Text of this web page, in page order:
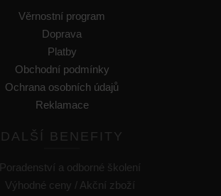
Věrnostní program
Doprava
Platby
Obchodní podmínky
Ochrana osobních údajů
Reklamace
DALŠÍ BENEFITY
Poradenství a odborné školení
Výhodné ceny / Akční zboží